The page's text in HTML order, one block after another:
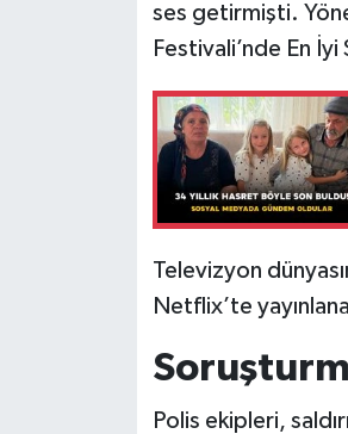
ses getirmişti.
Festivali’nde En
Televizyon
Netflix’te
Polis ekipleri,